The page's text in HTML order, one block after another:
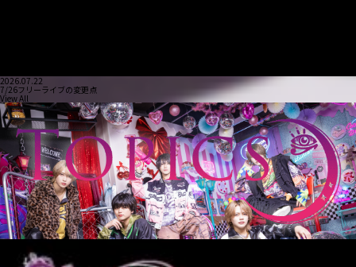
2026.07.22
7/26フリーライブの変更点
View All